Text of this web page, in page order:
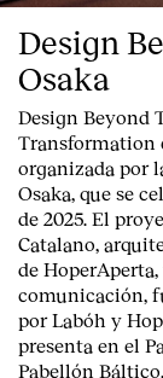
Design
Osaka
Design Beyond
Transformation
organizada por
Osaka , que se
de 2025 . El
Catalano ,
de HoperAperta,
comunicación,
porLabóh y
presenta en el
Pabellón Báltico